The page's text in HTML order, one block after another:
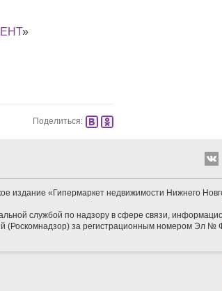
»
Поделиться:
издание «Гипермаркет недвижимости Нижнего
службой по надзору в сфере связи,
(Роскомнадзор) за регистрационным номером Эл №